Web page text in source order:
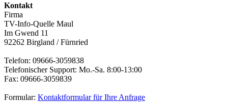
Kontakt
Firma
TV-Info-Quelle Maul
Im Gwend 11
92262 Birgland / Fürnried
Telefon: 09666-3059838
Telefonischer Support: Mo.-Sa. 8:00-13:00
Fax: 09666-3059839
Formular: Kontaktformular für Ihre Anfrage